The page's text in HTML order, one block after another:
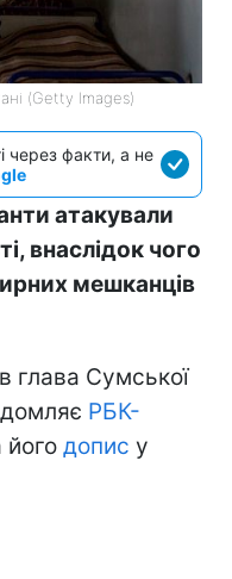
(Getty Images)
через факти, а не
атакували
внаслідок чого
мешканців
глава Сумської
РБК-
його допис у